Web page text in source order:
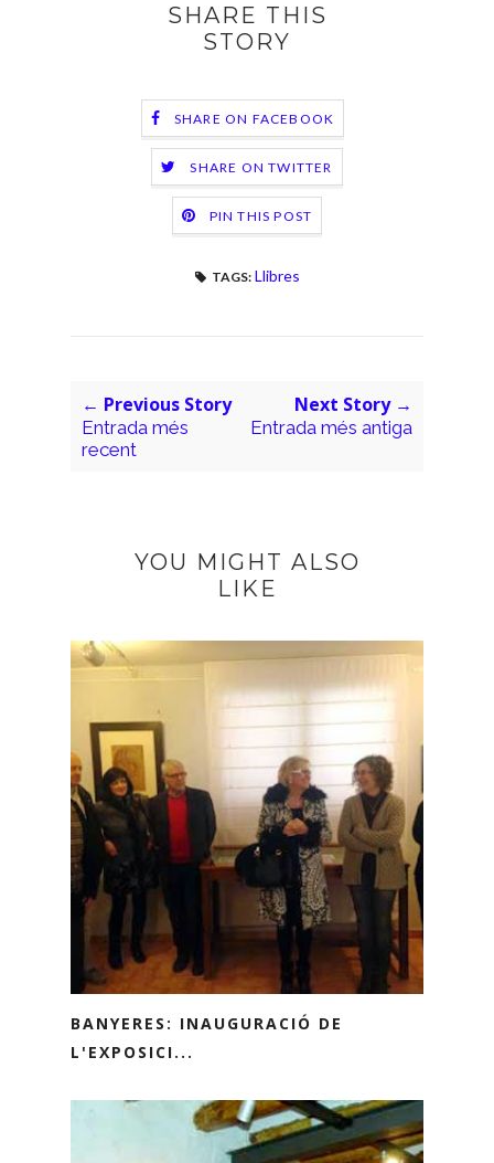
SHARE THIS
STORY
SHARE ON FACEBOOK
SHARE ON TWITTER
PIN THIS POST
TAGS: Llibres
← Previous Story
Entrada més
recent
Next Story →
Entrada més antiga
YOU MIGHT ALSO
LIKE
BANYERES: INAUGURACIÓ DE
L'EXPOSICI...